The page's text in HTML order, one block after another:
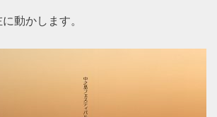
動かします。